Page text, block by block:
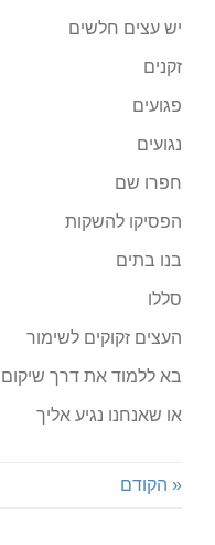
יש עצים חלשים
זקנים
פגועים
נגועים
חפרו שם
הפסיקו להשקות
בנו בתים
סללו
העצים זקוקים לשימור
בא ללמוד את דרך
או שאנחנו נגיע אליך
« הקודם